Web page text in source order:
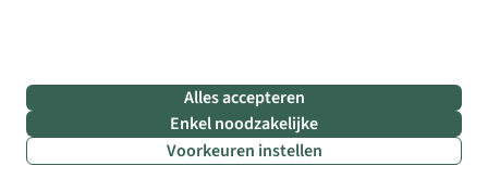
Alles accepteren
Enkel noodzakelijke
Voorkeuren instellen